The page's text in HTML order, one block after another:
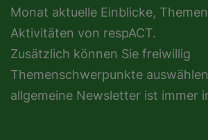
Monat aktuelle Einblicke,
Aktivitäten von respACT.
Zusätzlich können Sie freiwillig
Themenschwerpunkte
allgemeine Newsletter ist immer